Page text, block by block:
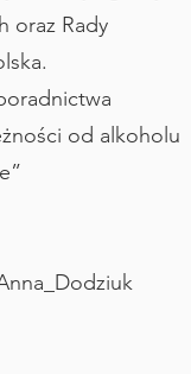
oraz Rady
od alkoholu